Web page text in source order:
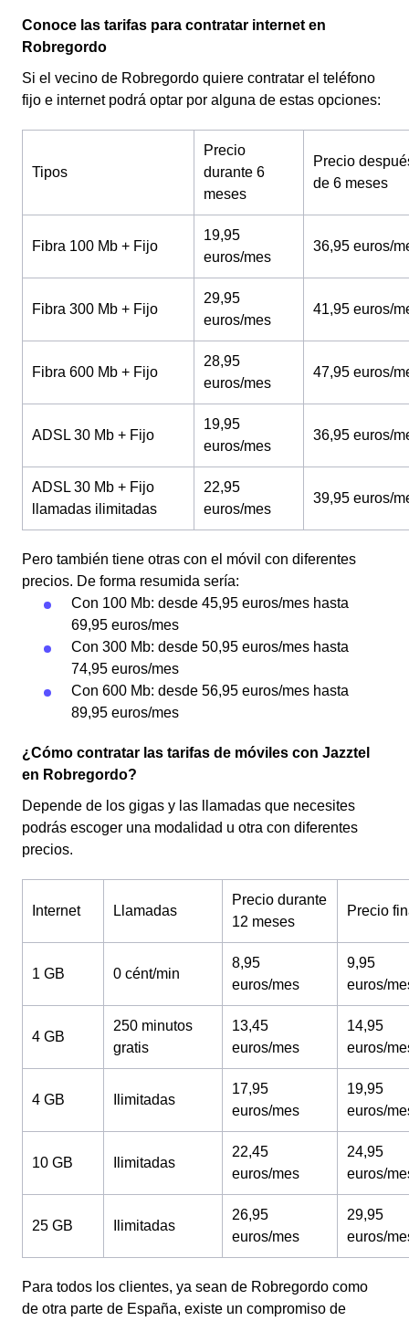
Conoce las tarifas para contratar internet en
Robregordo
Si el vecino de Robregordo quiere contratar el teléfono
fijo e internet podrá optar por alguna de estas opciones:
Tipos
Precio
durante 6
meses
Precio
de 6 meses
Fibra 100 Mb + Fijo
19,95
euros/mes
36,95 euros/
Fibra 300 Mb + Fijo
29,95
euros/mes
41,95 euros/
Fibra 600 Mb + Fijo
28,95
euros/mes
47,95 euros/
ADSL 30 Mb + Fijo
19,95
euros/mes
36,95 euros/
ADSL 30 Mb + Fijo
llamadas ilimitadas
22,95
euros/mes
39,95 euros/
Pero también tiene otras con el móvil con diferentes
precios. De forma resumida sería:
Con 100 Mb: desde 45,95 euros/mes hasta
69,95 euros/mes
Con 300 Mb: desde 50,95 euros/mes hasta
74,95 euros/mes
Con 600 Mb: desde 56,95 euros/mes hasta
89,95 euros/mes
¿Cómo contratar las tarifas de móviles con Jazztel
en Robregordo?
Depende de los gigas y las llamadas que necesites
podrás escoger una modalidad u otra con diferentes
precios.
Internet Llamadas
Precio durante
12 meses
Precio
1 GB 0 cént/min
8,95
euros/mes
9,95
euros/
4 GB
250 minutos
gratis
13,45
euros/mes
14,95
euros/
4 GB Ilimitadas
17,95
euros/mes
19,95
euros/
10 GB Ilimitadas
22,45
euros/mes
24,95
euros/
25 GB Ilimitadas
26,95
euros/mes
29,95
euros/
Para todos los clientes, ya sean de Robregordo como
de otra parte de España, existe un compromiso de